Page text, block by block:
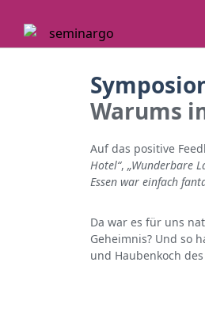
content
Warums
Auf das positive
Hotel“, „Wunderbare
Essen war einfach
Da war es für uns
Geheimnis? Und so
und Haubenkoch